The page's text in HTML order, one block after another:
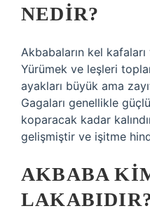
NEDIR?
Akbabaların kel
Yürümek ve leşleri
ayakları büyük ama
Gagaları genellikle
koparacak kadar
gelişmiştir ve işitme
AKBABA